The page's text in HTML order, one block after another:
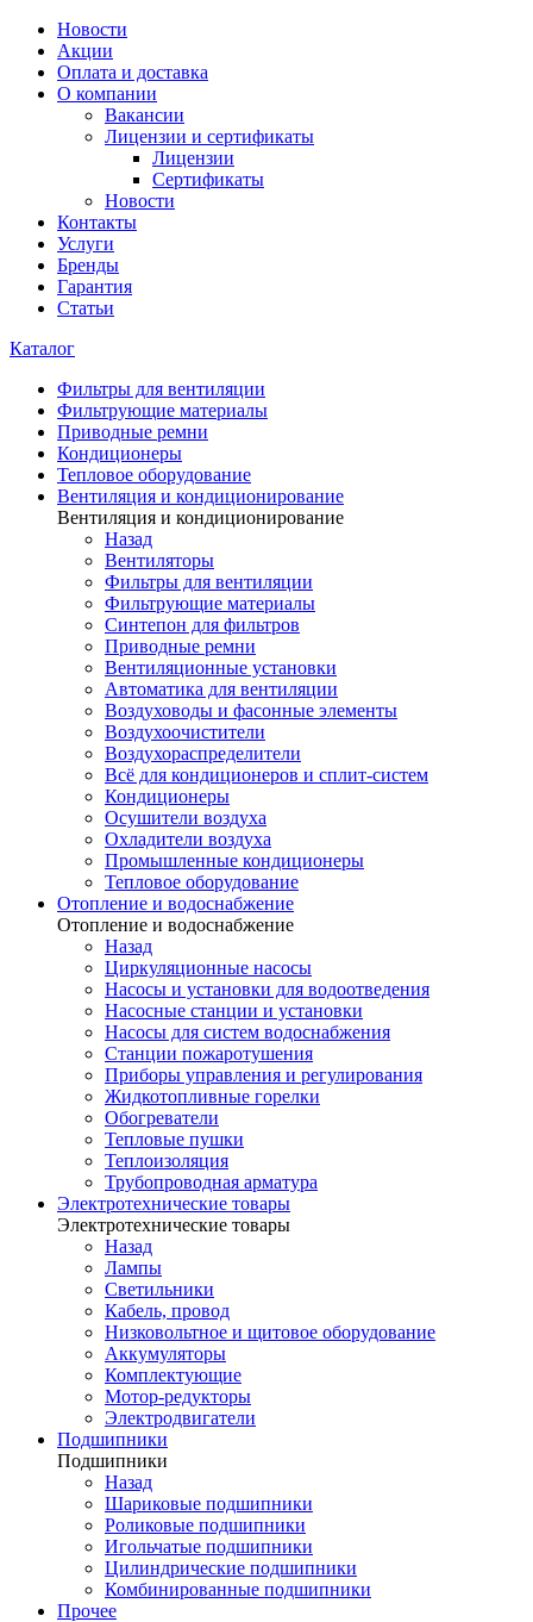
Новости
Акции
Оплата и доставка
О компании
Вакансии
Лицензии и сертификаты
Лицензии
Сертификаты
Новости
Контакты
Услуги
Бренды
Гарантия
Статьи
Каталог
Фильтры для вентиляции
Фильтрующие материалы
Приводные ремни
Кондиционеры
Тепловое оборудование
Вентиляция и кондиционирование
Вентиляция и кондиционирование
Назад
Вентиляторы
Фильтры для вентиляции
Фильтрующие материалы
Синтепон для фильтров
Приводные ремни
Вентиляционные установки
Автоматика для вентиляции
Воздуховоды и фасонные элементы
Воздухоочистители
Воздухораспределители
Всё для кондиционеров и сплит-систем
Кондиционеры
Осушители воздуха
Охладители воздуха
Промышленные кондиционеры
Тепловое оборудование
Отопление и водоснабжение
Отопление и водоснабжение
Назад
Циркуляционные насосы
Насосы и установки для водоотведения
Насосные станции и установки
Насосы для систем водоснабжения
Станции пожаротушения
Приборы управления и регулирования
Жидкотопливные горелки
Обогреватели
Тепловые пушки
Теплоизоляция
Трубопроводная арматура
Электротехнические товары
Электротехнические товары
Назад
Лампы
Светильники
Кабель, провод
Низковольтное и щитовое оборудование
Аккумуляторы
Комплектующие
Мотор-редукторы
Электродвигатели
Подшипники
Подшипники
Назад
Шариковые подшипники
Роликовые подшипники
Игольчатые подшипники
Цилиндрические подшипники
Комбинированные подшипники
Прочее